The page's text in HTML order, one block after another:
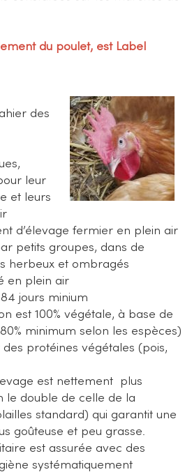
du poulet, est Label
des
leur
et leurs
d’élevage fermier en plein air
petits groupes, dans de
herbeux et ombragés
en plein air
jours minium
est 100% végétale, à base de
minimum selon les espèces)
protéines végétales (pois,
est nettement plus
le double de celle de la
standard) qui garantit une
goûteuse et peu grasse.
est assurée avec des
systématiquement